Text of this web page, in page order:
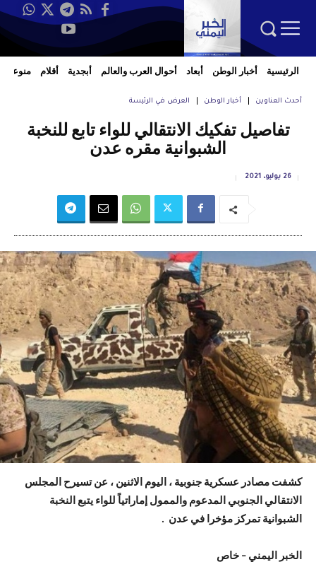
الرئيسية أخبار الوطن أبعاد أحوال العرب والعالم أبجدية أقلام منوعات
أحدث العناوين أخبار الوطن العرض في الرئيسة
تفاصيل تفكيك الانتقالي للواء تابع للنخبة
الشبوانية مقره عدن
26 يوليو، 2021
كشفت مصادر عسكرية جنوبية ، اليوم الاثنين ، عن تسيرح المجلس
الانتقالي الجنوبي المدعوم والممول إماراتياً للواء يتبع النخبة
الشبوانية تمركز مؤخرا في عدن .
الخبر اليمني – خاص